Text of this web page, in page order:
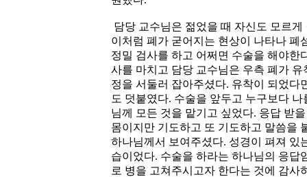
담당 교수님은 젊었을 때 자신도 모르
이처럼 폐가 굳어지는 현상이 나타나 폐
정밀 검사를 하고 어쩌면 수술을 해야한
사를 마치고 담당 교수님은 우측 폐가
정을 서둘러 잡아주셨다. 유착이 되었다
도 덧붙였다. 수술을 앞두고 누구보다
님께 모든 것을 맡기고 싶었다. 응답 받
몸이지만 기도하고 또 기도하고 말씀을
하나님께서 보여주셨다. 성경이 펴져 있
습이었다. 수술을 하라는 하나님의 응답
로 병을 고쳐주시고자 한다는 것에 감사